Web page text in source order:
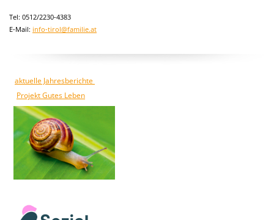
Tel: 0512/2230-4383
E-Mail: info-tirol@familie.at
aktuelle Jahresberichte
Projekt Gutes Leben